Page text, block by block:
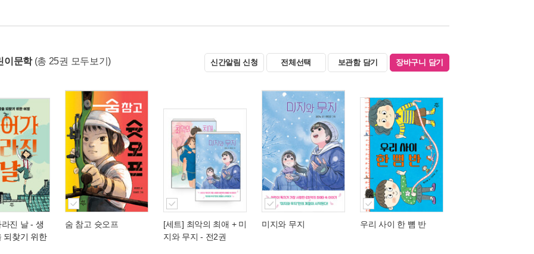
이문학 (총 25권 모두보기) 신간알림 신청 전체선택 보관함 담기 장바구니 담기
진 날- 생
되찾기 위한
숨 참고 슛오프
[세트] 최악의 최애 + 미
지와 무지 - 전2권
미지와 무지 우리 사이 한 뼘 반